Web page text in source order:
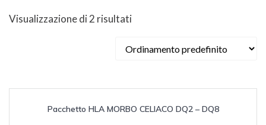
Visualizzazione di 2 risultati
Pacchetto HLA MORBO CELIACO DQ2 – DQ8